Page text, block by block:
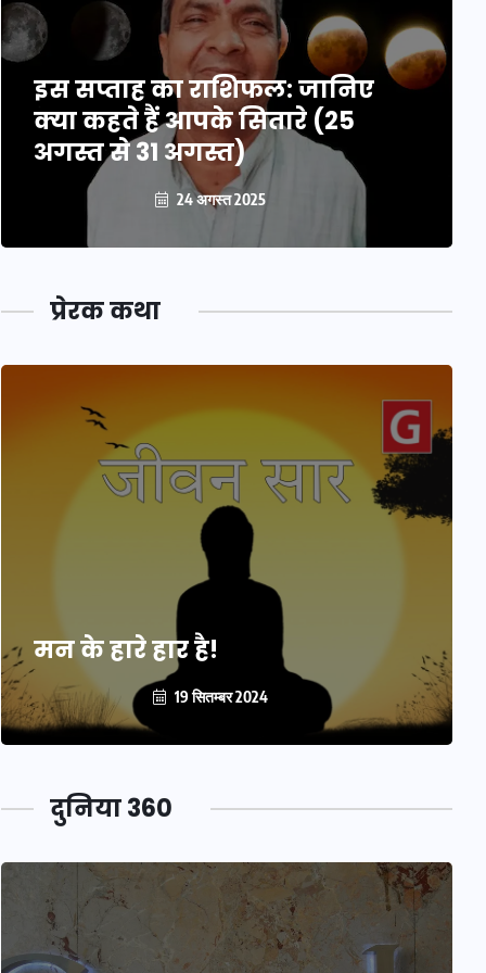
इस सप्ताह का राशिफल: जानिए
क्या कहते हैं आपके सितारे (25
अगस्त से 31 अगस्त)
24 अगस्त 2025
प्रेरक कथा
मन के हारे हार है!
19 सितम्बर 2024
दुनिया 360